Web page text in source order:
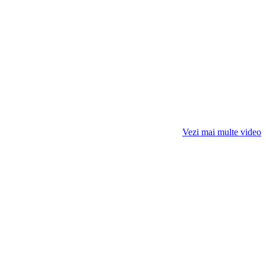
Vezi mai multe video